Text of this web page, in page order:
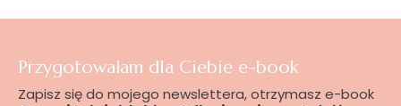
Przygotowałam dla Ciebie e-book
Zapisz się do mojego newslettera, otrzymasz e-book